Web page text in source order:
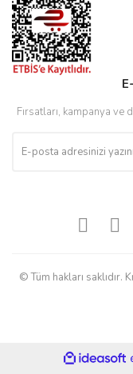
Fırsatları, kampanya
© Tüm hakları saklıdır.